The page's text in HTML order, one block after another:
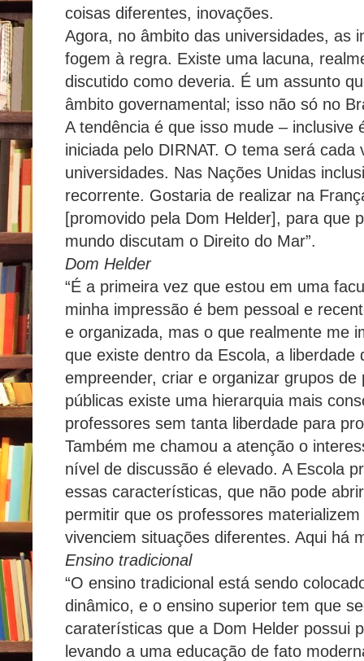
coisas diferentes, inovações.
Agora, no âmbito das universidades, as
fogem à regra. Existe uma lacuna,
discutido como deveria. É um assunto
âmbito governamental; isso não só no
A tendência é que isso mude – inclusive
iniciada pelo DIRNAT. O tema será
universidades. Nas Nações Unidas
recorrente. Gostaria de realizar na
[promovido pela Dom Helder], para que
mundo discutam o Direito do Mar”.
Dom Helder
“É a primeira vez que estou em uma
minha impressão é bem pessoal e
e organizada, mas o que realmente me
que existe dentro da Escola, a
empreender, criar e organizar grupos de
públicas existe uma hierarquia mais
professores sem tanta liberdade para
Também me chamou a atenção o
nível de discussão é elevado. A Escola
essas características, que não pode
permitir que os professores
vivenciem situações diferentes. Aqui há
Ensino tradicional
“O ensino tradicional está sendo
dinâmico, e o ensino superior tem que
caraterísticas que a Dom Helder possui
levando a uma educação de fato